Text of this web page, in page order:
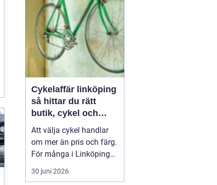
Cykelaffär linköping
så hittar du rätt
butik, cykel och
service
Att välja cykel handlar
om mer än pris och färg.
För många i Linköping
har cykeln blivit en viktig
del av vardagen för
30 juni 2026